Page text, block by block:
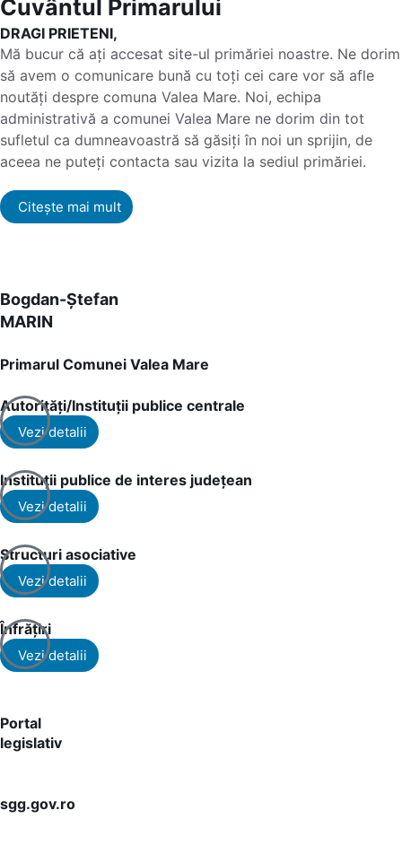
Cuvântul Primarului
DRAGI PRIETENI,
Mă bucur că ați accesat site-ul primăriei noastre. Ne dorim
să avem o comunicare bună cu toți cei care vor să afle
noutăți despre comuna Valea Mare. Noi, echipa
administrativă a comunei Valea Mare ne dorim din tot
sufletul ca dumneavoastră să găsiți în noi un sprijin, de
aceea ne puteți contacta sau vizita la sediul primăriei.
Citește mai mult
Bogdan-Ștefan
MARIN
Primarul Comunei Valea Mare
Autorități/Instituții publice centrale
Vezi detalii
Instituții publice de interes județean
Vezi detalii
Structuri asociative
Vezi detalii
Înfrățiri
Vezi detalii
Portal
legislativ
sgg.gov.ro